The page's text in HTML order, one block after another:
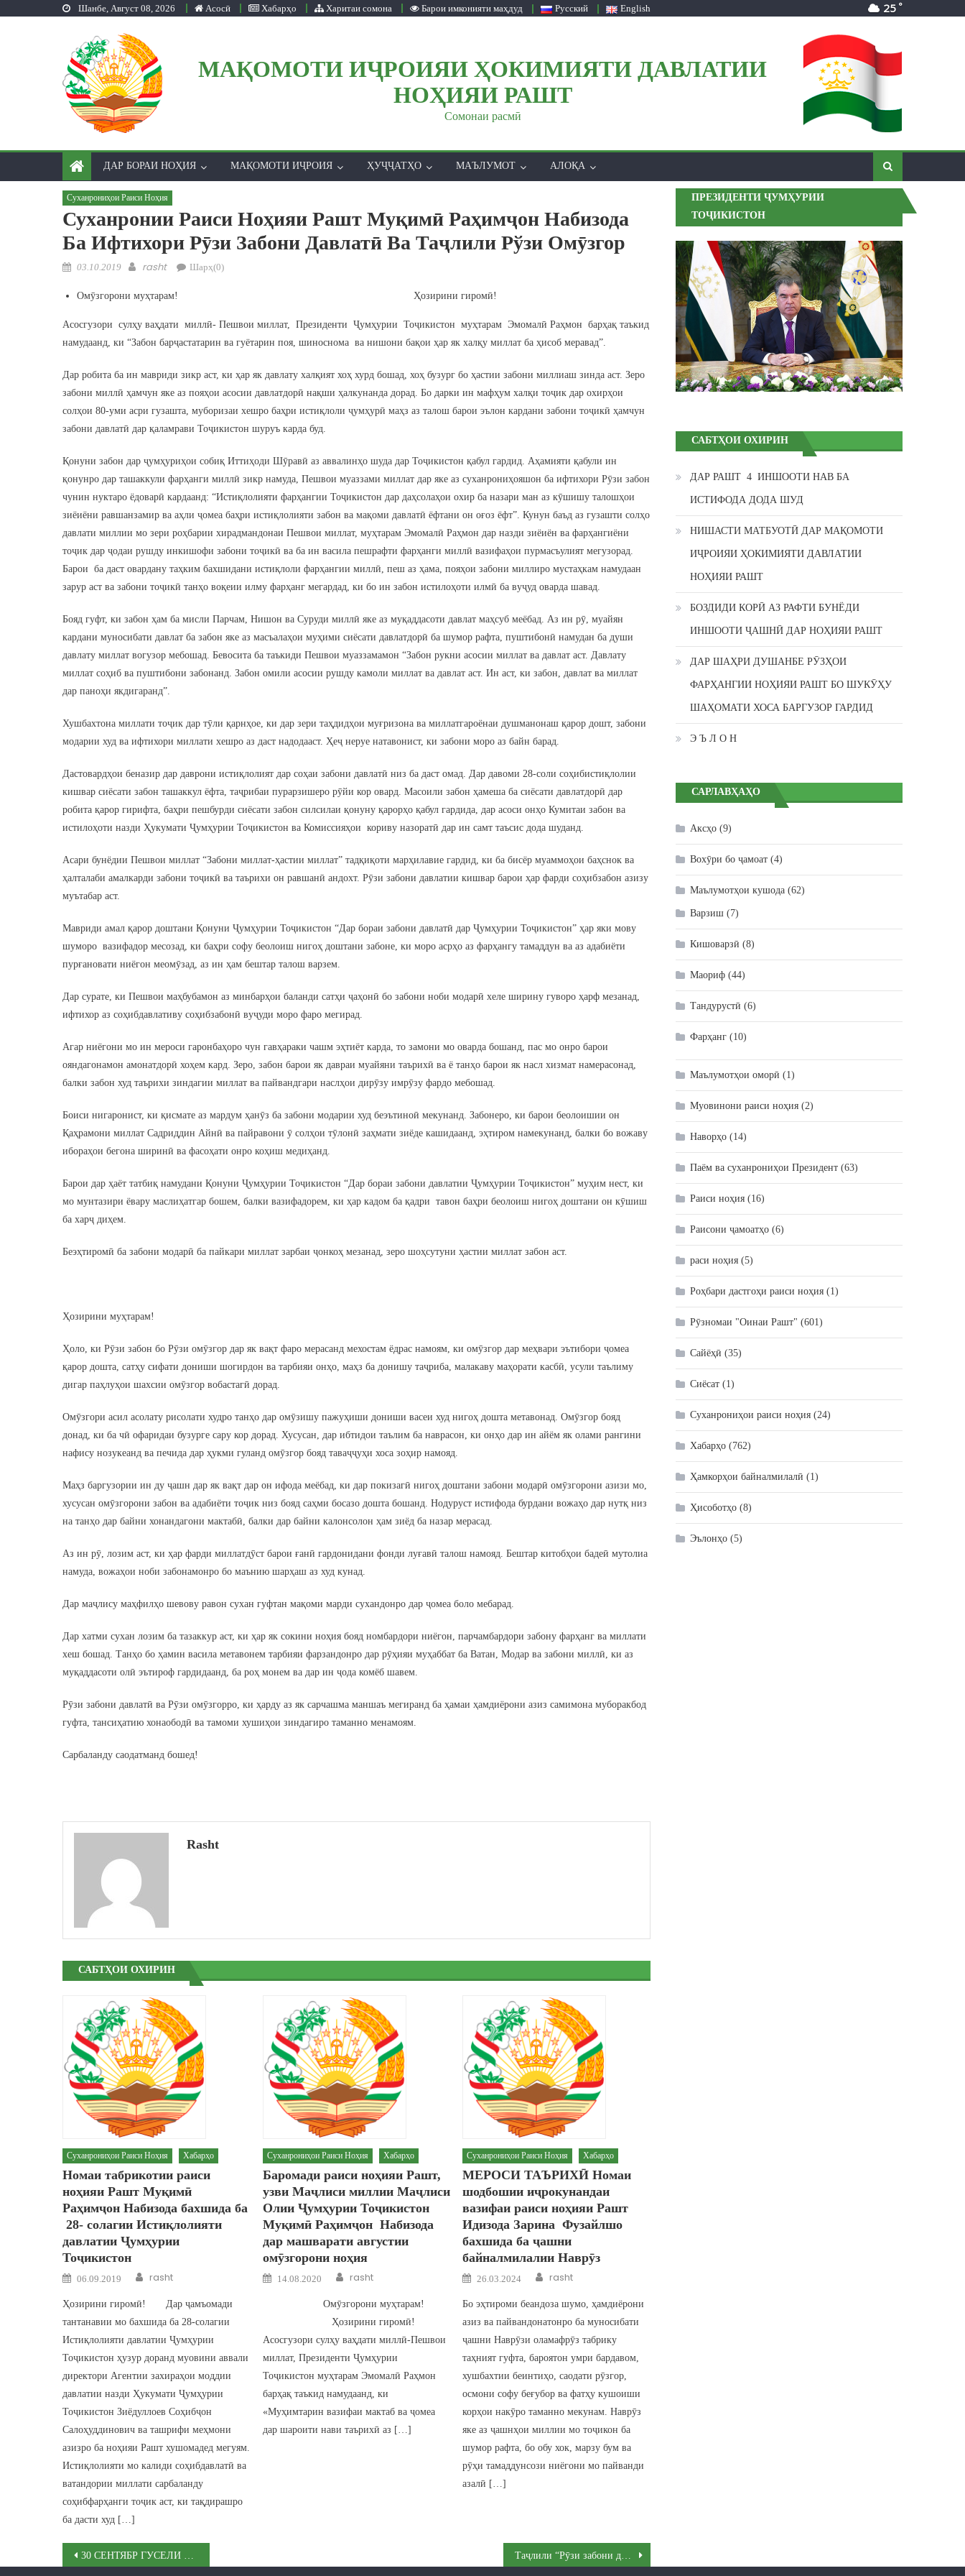
Шанбе, Август 08, 2026 Асосӣ Хабарҳо Харитаи сомона Барои имконияти маҳдуд Русский English 25 °
МАҚОМОТИ ИҶРОИЯИ ҲОКИМИЯТИ ДАВЛАТИИ
НОҲИЯИ РАШТ
Сомонаи расмӣ
ДАР БОРАИ НОҲИЯ МАҚОМОТИ ИҶРОИЯ ҲУҶҶАТҲО МАЪЛУМОТ АЛОҚА
Суханрониҳои Раиси Ноҳия
Суханронии Раиси Ноҳияи Рашт Муқимӣ Раҳимҷон Набизода
Ба Ифтихори Рӯзи Забони Давлатӣ Ва Таҷлили Рўзи Омӯзгор
Posted on
03.10.2019 Author
rasht Шарҳ(0)
Омӯзгорони муҳтарам! Ҳозирини гиромӣ!
Асосгузори сулҳу ваҳдати миллӣ- Пешвои миллат, Президенти Ҷумҳурии Тоҷикистон муҳтарам Эмомалӣ Раҳмон барҳақ таъкид
намудаанд, ки “Забон барҷастатарин ва гуётарин поя, шиноснома ва нишони бақои ҳар як халқу миллат ба ҳисоб меравад”.
Дар робита ба ин мавриди зикр аст, ки ҳар як давлату халқият хоҳ хурд бошад, хоҳ бузург бо ҳастии забони миллиаш зинда аст. Зеро
забони миллӣ ҳамчун яке аз пояҳои асосии давлатдорӣ нақши ҳалкунанда дорад. Бо дарки ин мафҳум халқи тоҷик дар охирҳои
солҳои 80-уми асри гузашта, муборизаи хешро баҳри истиқлоли ҷумҳурӣ маҳз аз талош барои эълон кардани забони тоҷикӣ ҳамчун
забони давлатӣ дар қаламрави Тоҷикистон шуруъ карда буд.
Қонуни забон дар ҷумҳуриҳои собиқ Иттиҳоди Шӯравӣ аз аввалинҳо шуда дар Тоҷикистон қабул гардид. Аҳамияти қабули ин
қонунро дар ташаккули фарҳанги миллӣ зикр намуда, Пешвои муаззами миллат дар яке аз суханрониҳояшон ба ифтихори Рӯзи забон
чунин нуктаро ёдоварӣ кардаанд: “Истиқлолияти фарҳангии Тоҷикистон дар даҳсолаҳои охир ба назари ман аз кӯшишу талошҳои
зиёиёни равшанзамир ва аҳли ҷомеа баҳри истиқлолияти забон ва мақоми давлатӣ ёфтани он оғоз ёфт”. Кунун баъд аз гузашти солҳо
давлати миллии мо зери роҳбарии хирадмандонаи Пешвои миллат, муҳтарам Эмомалӣ Раҳмон дар назди зиёиён ва фарҳангиёни
тоҷик дар ҷодаи рушду инкишофи забони тоҷикӣ ва ба ин васила пешрафти фарҳанги миллӣ вазифаҳои пурмасъулият мегузорад.
Барои ба даст овардану таҳким бахшидани истиқлоли фарҳангии миллӣ, пеш аз ҳама, пояҳои забони миллиро мустаҳкам намудаан
зарур аст ва забони тоҷикӣ танҳо воқеии илму фарҳанг мегардад, ки бо ин забон истилоҳоти илмӣ ба вуҷуд оварда шавад.
Бояд гуфт, ки забон ҳам ба мисли Парчам, Нишон ва Суруди миллӣ яке аз муқаддасоти давлат маҳсуб меёбад. Аз ин рӯ, муайян
кардани муносибати давлат ба забон яке аз масъалаҳои муҳими сиёсати давлатдорӣ ба шумор рафта, пуштибонӣ намудан ба души
давлату миллат вогузор мебошад. Бевосита ба таъкиди Пешвои муаззамамон “Забон рукни асосии миллат ва давлат аст. Давлату
миллат соҳиб ва пуштибони забонанд. Забон омили асосии рушду камоли миллат ва давлат аст. Ин аст, ки забон, давлат ва миллат
дар паноҳи якдигаранд”.
Хушбахтона миллати тоҷик дар тӯли қарнҳое, ки дар зери таҳдидҳои муғризона ва миллатгароёнаи душманонаш қарор дошт, забони
модарии худ ва ифтихори миллати хешро аз даст надодааст. Ҳеҷ неруе натавонист, ки забони моро аз байн барад.
Дастовардҳои беназир дар даврони истиқлолият дар соҳаи забони давлатӣ низ ба даст омад. Дар давоми 28-соли соҳибистиқлолии
кишвар сиёсати забон ташаккул ёфта, таҷрибаи пурарзишеро рӯйи кор овард. Масоили забон ҳамеша ба сиёсати давлатдорӣ дар
робита қарор гирифта, баҳри пешбурди сиёсати забон силсилаи қонуну қарорҳо қабул гардида, дар асоси онҳо Кумитаи забон ва
истилоҳоти назди Ҳукумати Ҷумҳурии Тоҷикистон ва Комиссияҳои кориву назоратӣ дар ин самт таъсис дода шуданд.
Асари бунёдии Пешвои миллат “Забони миллат-ҳастии миллат” тадқиқоти марҳилавие гардид, ки ба бисёр муаммоҳои баҳснок ва
ҳалталаби амалкарди забони тоҷикӣ ва таърихи он равшанӣ андохт. Рӯзи забони давлатии кишвар барои ҳар фарди соҳибзабон азизу
муътабар аст.
Мавриди амал қарор доштани Қонуни Ҷумҳурии Тоҷикистон “Дар бораи забони давлатӣ дар Ҷумҳурии Тоҷикистон” ҳар яки мову
шуморо вазифадор месозад, ки баҳри софу беолоиш нигоҳ доштани забоне, ки моро асрҳо аз фарҳангу тамаддун ва аз адабиёти
пурғановати ниёгон меомӯзад, аз ин ҳам бештар талош варзем.
Дар сурате, ки Пешвои маҳбубамон аз минбарҳои баланди сатҳи ҷаҳонӣ бо забони ноби модарӣ хеле ширину гуворо ҳарф мезанад,
ифтихор аз соҳибдавлативу соҳибзабонӣ вуҷуди моро фаро мегирад.
Агар ниёгони мо ин мероси гаронбаҳоро чун гавҳараки чашм эҳтиёт карда, то замони мо оварда бошанд, пас мо онро барои
ояндагонамон амонатдорӣ хоҳем кард. Зеро, забон барои як давраи муайяни таърихӣ ва ё танҳо барои як насл хизмат намерасонад,
балки забон худ таърихи зиндагии миллат ва пайвандгари наслҳои дирӯзу имрӯзу фардо мебошад.
Боиси нигаронист, ки қисмате аз мардум ҳанӯз ба забони модарии худ беэътиноӣ мекунанд. Забонеро, ки барои беолоишии он
Қаҳрамони миллат Садриддин Айнӣ ва пайравони ӯ солҳои тӯлонӣ заҳмати зиёде кашидаанд, эҳтиром намекунанд, балки бо вожаву
ибораҳои бегона ширинӣ ва фасоҳати онро коҳиш медиҳанд.
Барои дар ҳаёт татбиқ намудани Қонуни Ҷумҳурии Тоҷикистон “Дар бораи забони давлатии Ҷумҳурии Тоҷикистон” муҳим нест, ки
мо мунтазири ёвару маслиҳатгар бошем, балки вазифадорем, ки ҳар кадом ба қадри тавон баҳри беолоиш нигоҳ доштани он кӯшиш
ба харҷ диҳем.
Беэҳтиромӣ ба забони модарӣ ба пайкари миллат зарбаи ҷонкоҳ мезанад, зеро шоҳсутуни ҳастии миллат забон аст.
Ҳозирини муҳтарам!
Ҳоло, ки Рӯзи забон бо Рӯзи омӯзгор дар як вақт фаро мерасанд мехостам ёдрас намоям, ки омӯзгор дар меҳвари эътибори ҷомеа
қарор дошта, сатҳу сифати дониши шогирдон ва тарбияи онҳо, маҳз ба донишу таҷриба, малакаву маҳорати касбӣ, усули таълиму
дигар паҳлуҳои шахсии омӯзгор вобастагӣ дорад.
Омӯзгори асил асолату рисолати худро танҳо дар омӯзишу пажуҳиши дониши васеи худ нигоҳ дошта метавонад. Омӯзгор бояд
донад, ки ба чӣ офаридаи бузурге сару кор дорад. Хусусан, дар ибтидои таълим ба наврасон, ки онҳо дар ин айём як олами рангини
нафису нозукеанд ва печида дар ҳукми гуланд омӯзгор бояд таваҷҷуҳи хоса зоҳир намояд.
Маҳз баргузории ин ду ҷашн дар як вақт дар он ифода меёбад, ки дар покизагӣ нигоҳ доштани забони модарӣ омӯзгорони азизи мо,
хусусан омӯзгорони забон ва адабиёти тоҷик низ бояд саҳми босазо дошта бошанд. Нодуруст истифода бурдани вожаҳо дар нутқ низ
на танҳо дар байни хонандагони мактабӣ, балки дар байни калонсолон ҳам зиёд ба назар мерасад.
Аз ин рӯ, лозим аст, ки ҳар фарди миллатдӯст барои ғанӣ гардонидани фонди луғавӣ талош намояд. Бештар китобҳои бадеӣ мутолиа
намуда, вожаҳои ноби забонамонро бо маънию шарҳаш аз худ кунад.
Дар маҷлису маҳфилҳо шевову равон сухан гуфтан мақоми марди сухандонро дар ҷомеа боло мебарад.
Дар хатми сухан лозим ба тазаккур аст, ки ҳар як сокини ноҳия бояд номбардори ниёгон, парчамбардори забону фарҳанг ва миллати
хеш бошад. Танҳо бо ҳамин васила метавонем тарбияи фарзандонро дар рӯҳияи муҳаббат ба Ватан, Модар ва забони миллӣ, ки аз
муқаддасоти олӣ эътироф гардидаанд, ба роҳ монем ва дар ин ҷода комёб шавем.
Рӯзи забони давлатӣ ва Рӯзи омӯзгорро, ки ҳарду аз як сарчашма маншаъ мегиранд ба ҳамаи ҳамдиёрони азиз самимона муборакбод
гуфта, тансиҳатию хонаободӣ ва тамоми хушиҳои зиндагиро таманно менамоям.
Сарбаланду саодатманд бошед!
Rasht
САБТҲОИ ОХИРИН
Суханрониҳои Раиси Ноҳия Хабарҳо
Номаи табрикотии раиси
ноҳияи Рашт Муқимӣ
Раҳимҷон Набизода бахшида ба
28- солагии Истиқлолияти
давлатии Ҷумҳурии
Тоҷикистон
Posted on
06.09.2019 Author
rasht
Ҳозирини гиромӣ! Дар ҷамъомади
тантанавии мо бахшида ба 28-солагии
Истиқлолияти давлатии Ҷумҳурии
Тоҷикистон ҳузур доранд муовини аввали
директори Агентии захираҳои моддии
давлатии назди Ҳукумати Ҷумҳурии
Тоҷикистон Зиёдуллоев Соҳибҷон
Салоҳуддинович ва ташрифи меҳмони
азизро ба ноҳияи Рашт хушомадед мегуям.
Истиқлолияти мо калиди соҳибдавлатӣ ва
ватандории миллати сарбаланду
соҳибфарҳанги тоҷик аст, ки тақдирашро
ба дасти худ […]
Суханрониҳои Раиси Ноҳия Хабарҳо
Баромади раиси ноҳияи Рашт,
узви Маҷлиси миллии Маҷлиси
Олии Ҷумҳурии Тоҷикистон
Муқимӣ Раҳимҷон Набизода
дар машварати августии
омӯзгорони ноҳия
Posted on
14.08.2020 Author
rasht
Омӯзгорони муҳтарам!
Ҳозирини гиромӣ!
Асосгузори сулҳу ваҳдати миллӣ-Пешвои
миллат, Президенти Ҷумҳурии
Тоҷикистон муҳтарам Эмомалӣ Раҳмон
барҳақ таъкид намудаанд, ки
«Муҳимтарин вазифаи мактаб ва ҷомеа
дар шароити нави таърихӣ аз […]
Суханрониҳои Раиси Ноҳия Хабарҳо
МЕРОСИ ТАЪРИХӢ Номаи
шодбошии иҷрокунандаи
вазифаи раиси ноҳияи Рашт
Идизода Зарина Фузайлшо
бахшида ба ҷашни
байналмилалии Наврӯз
Posted on
26.03.2024 Author
rasht
Бо эҳтироми беандоза шумо, ҳамдиёрони
азиз ва пайвандонатонро ба муносибати
ҷашни Наврӯзи оламафрӯз табрику
таҳният гуфта, бароятон умри бардавом,
хушбахтии беинтиҳо, саодати рӯзгор,
осмони софу беғубор ва фатҳу кушоиши
корҳои накӯро таманно мекунам. Наврӯз
яке аз ҷашнҳои миллии мо тоҷикон ба
шумор рафта, бо обу хок, марзу бум ва
рӯҳи тамаддунсози ниёгони мо пайванди
азалӣ […]
Post navigation
30 СЕНТЯБР ГУСЕЛИ БЕШ АЗ 100 НАВАСКАР ДАР ЯК ВАҚТ АЗ НОҲИЯИ РАШТ Таҷлили “Рӯзи забони давлатӣ” ва “Рӯзи омӯзгор” дар ноҳияи Рашт
ПРЕЗИДЕНТИ ҶУМҲУРИИ
ТОҶИКИСТОН
САБТҲОИ ОХИРИН
ДАР РАШТ 4 ИНШООТИ НАВ БА
ИСТИФОДА ДОДА ШУД
НИШАСТИ МАТБУОТӢ ДАР МАҚОМОТИ
ИҶРОИЯИ ҲОКИМИЯТИ ДАВЛАТИИ
НОҲИЯИ РАШТ
БОЗДИДИ КОРӢ АЗ РАФТИ БУНЁДИ
ИНШООТИ ҶАШНӢ ДАР НОҲИЯИ РАШТ
ДАР ШАҲРИ ДУШАНБЕ РӮЗҲОИ
ФАРҲАНГИИ НОҲИЯИ РАШТ БО ШУКӮҲУ
ШАҲОМАТИ ХОСА БАРГУЗОР ГАРДИД
Э Ъ Л О Н
САРЛАВҲАҲО
Аксҳо (9)
Вохӯри бо ҷамоат (4)
Маълумотҳои кушода (62)
Варзиш (7)
Кишоварзӣ (8)
Маориф (44)
Тандурустӣ (6)
Фарҳанг (10)
Маълумотҳои оморӣ (1)
Муовинони раиси ноҳия (2)
Наворҳо (14)
Паём ва суханрониҳои Президент (63)
Раиси ноҳия (16)
Раисони ҷамоатҳо (6)
раси ноҳия (5)
Роҳбари дастгоҳи раиси ноҳия (1)
Рӯзномаи "Оинаи Рашт" (601)
Сайёҳӣ (35)
Сиёсат (1)
Суханрониҳои раиси ноҳия (24)
Хабарҳо (762)
Ҳамкорҳои байналмилалӣ (1)
Ҳисоботҳо (8)
Эълонҳо (5)